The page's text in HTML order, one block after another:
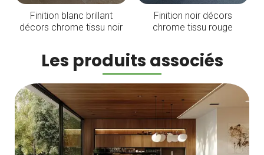
Finition blanc brillant
décors chrome tissu noir
Finition noir décors
chrome tissu rouge
Les produits associés